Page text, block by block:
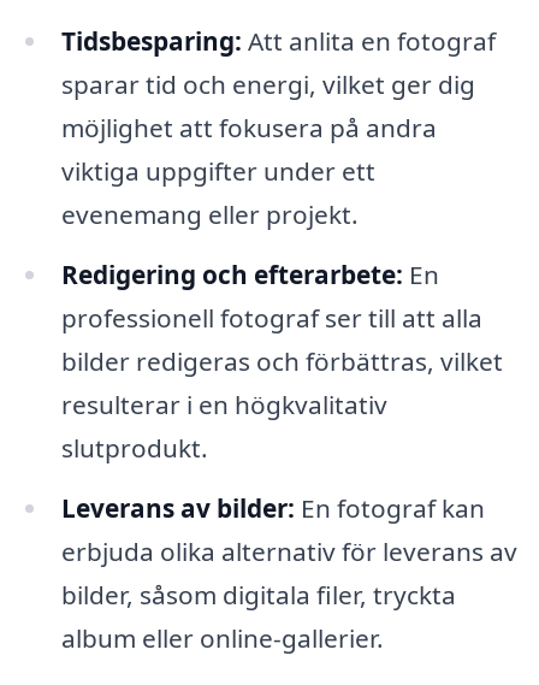
Tidsbesparing: Att anlita en fotograf
sparar tid och energi, vilket ger dig
möjlighet att fokusera på andra
viktiga uppgifter under ett
evenemang eller projekt.
Redigering och efterarbete: En
professionell fotograf ser till att alla
bilder redigeras och förbättras, vilket
resulterar i en högkvalitativ
slutprodukt.
Leverans av bilder: En fotograf kan
erbjuda olika alternativ för leverans av
bilder, såsom digitala filer, tryckta
album eller online-gallerier.